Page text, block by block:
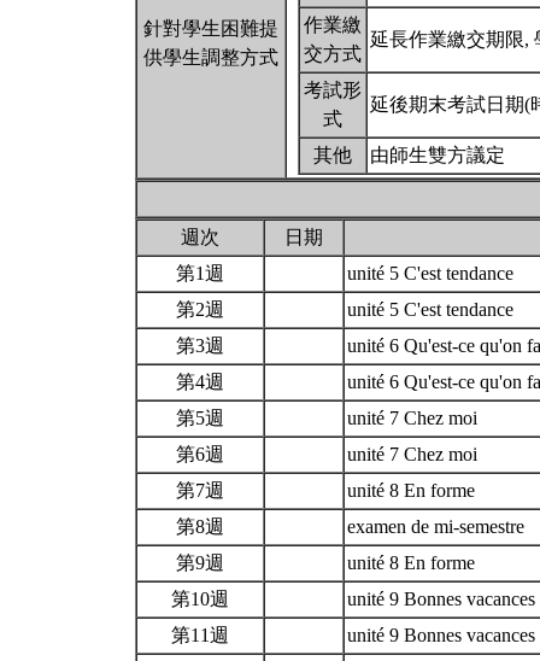
針對學生困難提
供學生調整方式
作業繳
交方式
延長作業繳交期限,
考試形
式
延後期末考試日期(
其他 由師生雙方議定
週次
日期
第1週
unité 5 C'est tendance
第2週
unité 5 C'est tendance
第3週
unité 6 Qu'est-ce qu'on
第4週
unité 6 Qu'est-ce qu'on
第5週
unité 7 Chez moi
第6週
unité 7 Chez moi
第7週
unité 8 En forme
第8週
examen de mi-semestre
第9週
unité 8 En forme
第10週
unité 9 Bonnes
第11週
unité 9 Bonnes